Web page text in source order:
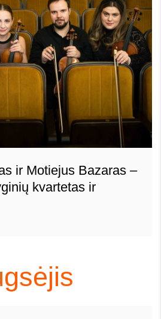
ir Motiejus Bazaras –
kvartetas ir